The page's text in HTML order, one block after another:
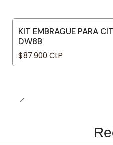
KIT EMBRAGUE PARA
DW8B
$87.900 CLP